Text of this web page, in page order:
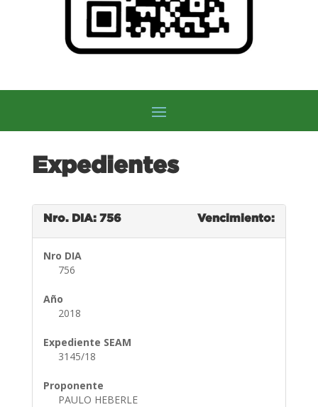
Expedientes
Nro. DIA: 756 Vencimiento:
Nro DIA
756
Año
2018
Expediente SEAM
3145/18
Proponente
PAULO HEBERLE